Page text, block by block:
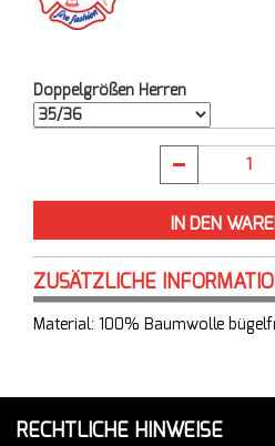
Doppelgrößen Herren
ZUSÄTZLICHE
Material: 100% Baumwolle
RECHTLICHE HINWEISE